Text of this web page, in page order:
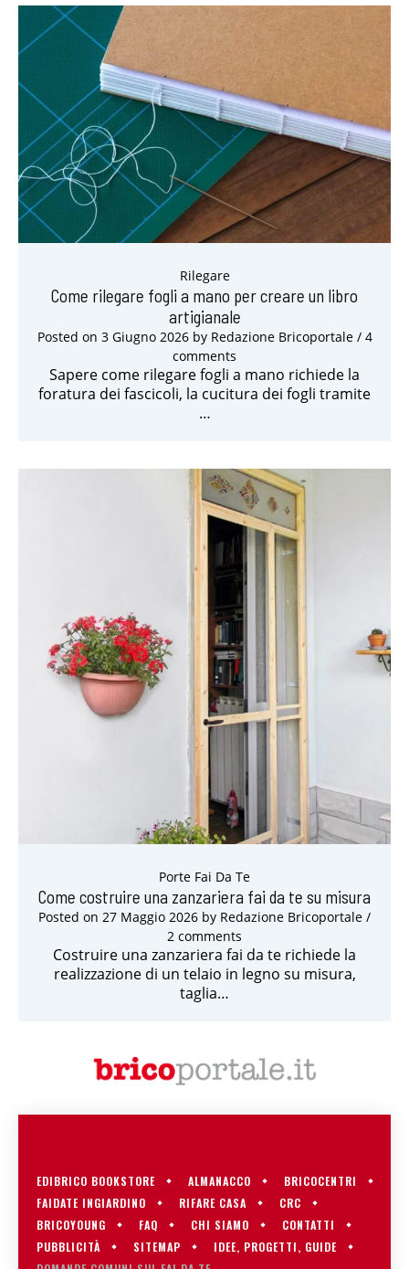
Rilegare
Come rilegare fogli a mano per creare un libro
artigianale
Posted on 3 Giugno 2026by Redazione Bricoportale/ 4
comments
Sapere come rilegare fogli a mano richiede la
foratura dei fascicoli, la cucitura dei fogli tramite
…
Porte Fai Da Te
Come costruire una zanzariera fai da te su misura
Posted on 27 Maggio 2026 by Redazione Bricoportale /
2 comments
Costruire una zanzariera fai da te richiede la
realizzazione di un telaio in legno su misura,
taglia…
EDIBRICO BOOKSTORE ALMANACCO
BRICOCENTRI
FAIDATE INGIARDINO
RIFARE CASA
CRC
BRICOYOUNG
FAQ CHI SIAMO
CONTATTI
PUBBLICITÀ
SITEMAP
IDEE, PROGETTI, GUIDE